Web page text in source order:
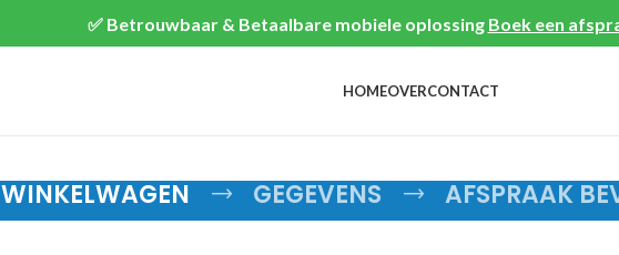
✅ Betrouwbaar & Betaalbare mobiele oplossing Boek een
HOMEOVERCONTACT
WINKELWAGEN GEGEVENS AFSPRAAK